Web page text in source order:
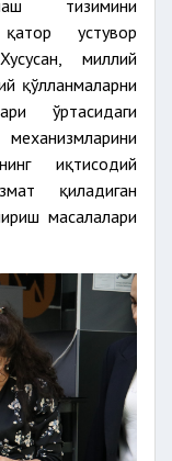
тизимини
қатор устувор
миллий
қўлланмаларни
ўртасидаги
иқтисодий
қиладиган
масалалари